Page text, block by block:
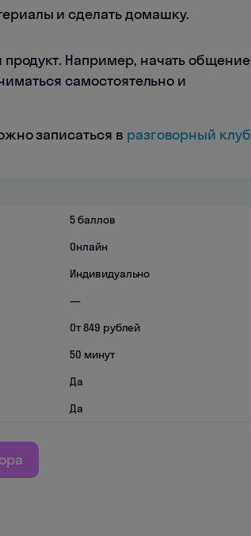
и сделать домашку.
Например, начать общение
самостоятельно и
записаться в разговорный клуб
5 баллов
Онлайн
Индивидуально
—
От 849 рублей
50 минут
Да
Да